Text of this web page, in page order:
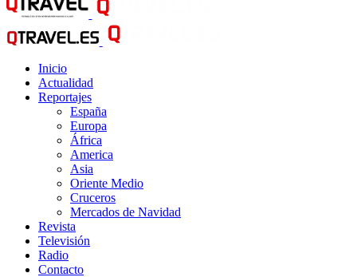
Inicio
Actualidad
Reportajes
España
Europa
África
America
Asia
Oriente Medio
Cruceros
Mercados de Navidad
Revista
Televisión
Radio
Contacto